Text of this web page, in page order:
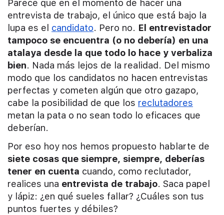
Parece que en el momento de hacer una
entrevista de trabajo, el único que está bajo la
lupa es el candidato. Pero no. El entrevistador
tampoco se encuentra (o no debería) en una
atalaya desde la que todo lo hace y verbaliza
bien. Nada más lejos de la realidad. Del mismo
modo que los candidatos no hacen entrevistas
perfectas y cometen algún que otro gazapo,
cabe la posibilidad de que los reclutadores
metan la pata o no sean todo lo eficaces que
deberían.
Por eso hoy nos hemos propuesto hablarte de
siete cosas que siempre, siempre, deberías
tener en cuenta cuando, como reclutador,
realices una entrevista de trabajo. Saca papel
y lápiz: ¿en qué sueles fallar? ¿Cuáles son tus
puntos fuertes y débiles?